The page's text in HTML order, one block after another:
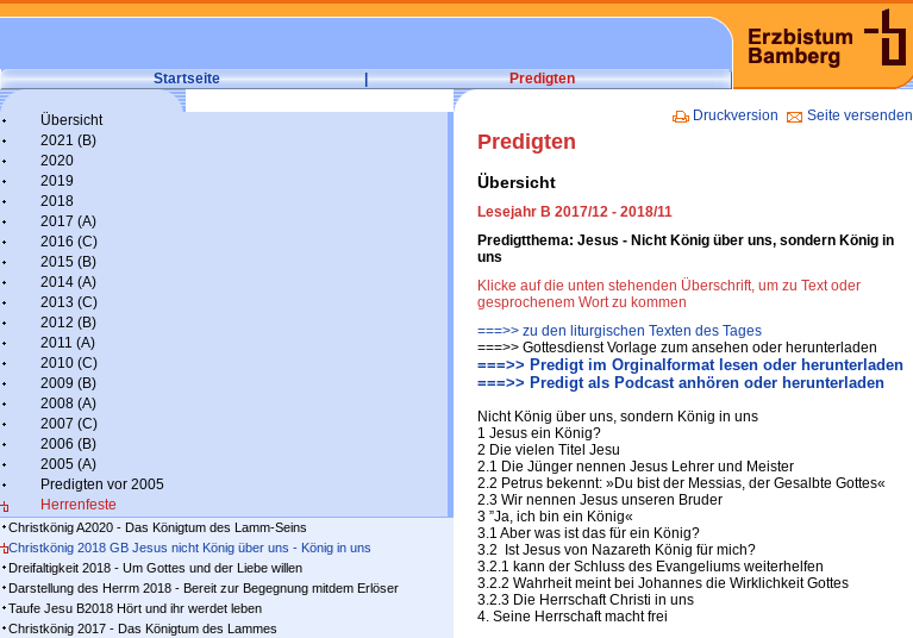
Startseite | Predigten
Übersicht
2021 (B)
2020
2019
2018
2017 (A)
2016 (C)
2015 (B)
2014 (A)
2013 (C)
2012 (B)
2011 (A)
2010 (C)
2009 (B)
2008 (A)
2007 (C)
2006 (B)
2005 (A)
Predigten vor 2005
Herrenfeste
Christkönig A2020 - Das Königtum des Lamm-Seins
Christkönig 2018 GB Jesus nicht König über uns - König in uns
Dreifaltigkeit 2018 - Um Gottes und der Liebe willen
Darstellung des Herrm 2018 - Bereit zur Begegnung mitdem Erlöser
Taufe Jesu B2018 Hört und ihr werdet leben
Christkönig 2017 - Das Königtum des Lammes
Druckversion Seite versenden
Predigten
Übersicht
Lesejahr B 2017/12 - 2018/11
Predigtthema: Jesus - Nicht König über uns, sondern König in
uns
Klicke auf die unten stehenden Überschrift, um zu Text oder
gesprochenem Wort zu kommen
===>> zu den liturgischen Texten des Tages
===>> Gottesdienst Vorlage zum ansehen oder herunterladen
===>> Predigt im Orginalformat lesen oder herunterladen
===>> Predigt als Podcast anhören oder herunterladen
Nicht König über uns, sondern König in uns
1 Jesus ein König?
2 Die vielen Titel Jesu
2.1 Die Jünger nennen Jesus Lehrer und Meister
2.2 Petrus bekennt: »Du bist der Messias, der Gesalbte Gottes«
2.3 Wir nennen Jesus unseren Bruder
3 ”Ja, ich bin ein König«
3.1 Aber was ist das für ein König?
3.2 Ist Jesus von Nazareth König für mich?
3.2.1 kann der Schluss des Evangeliums weiterhelfen
3.2.2 Wahrheit meint bei Johannes die Wirklichkeit Gottes
3.2.3 Die Herrschaft Christi in uns
4. Seine Herrschaft macht frei